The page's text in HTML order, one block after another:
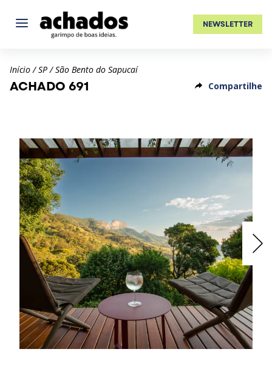
NEWSLETTER
Início / SP / São Bento do Sapucaí
ACHADO 691 Compartilhe